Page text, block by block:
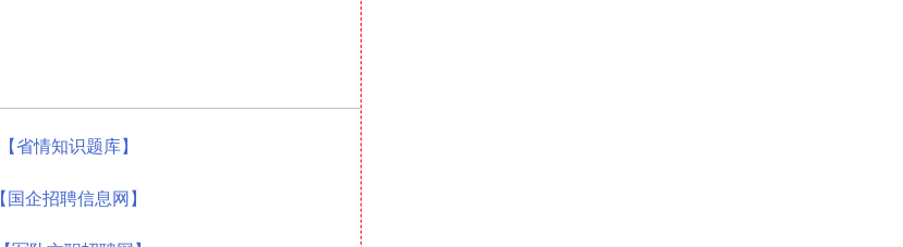
【省情知识题库】
【国企招聘信息网】